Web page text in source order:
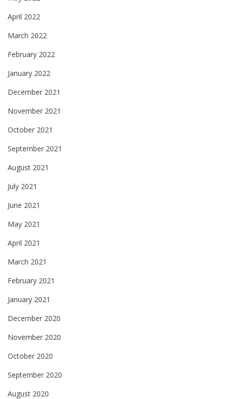
April 2022
March 2022
February 2022
January 2022
December 2021
November 2021
October 2021
September 2021
August 2021
July 2021
June 2021
May 2021
April 2021
March 2021
February 2021
January 2021
December 2020
November 2020
October 2020
September 2020
August 2020